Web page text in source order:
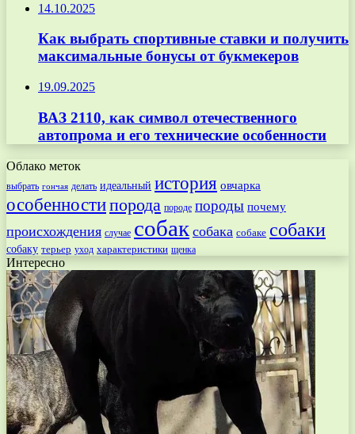
14.10.2025
Как выбрать спортивные ставки и получить
максимальные бонусы от букмекеров
19.09.2025
ВАЗ 2110, как символ отечественного
автопрома и его технические особенности
Облако меток
выбрать гончая делать идеальный история овчарка
особенностипорода породе породы почему
происхождения случае собак собака собаке собаки
собаку терьер уход характеристики щенка
Интересно